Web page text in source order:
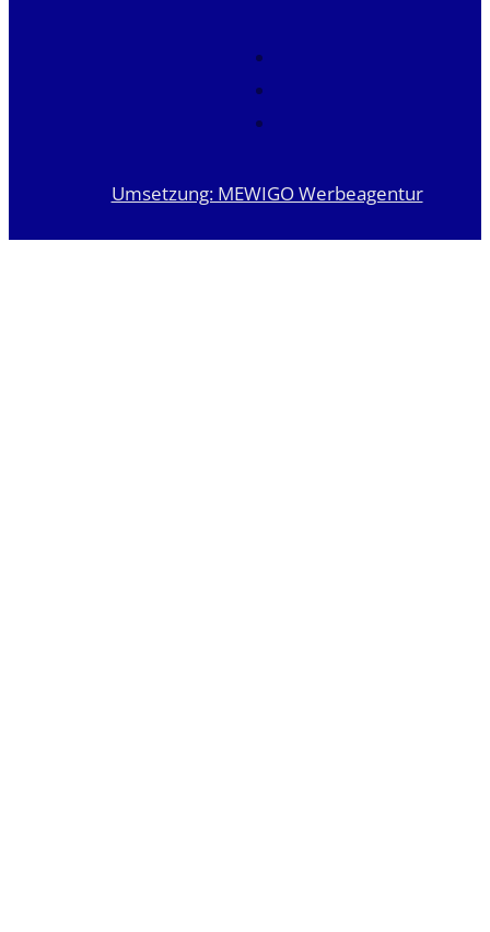
Umsetzung: MEWIGO Werbeagentur